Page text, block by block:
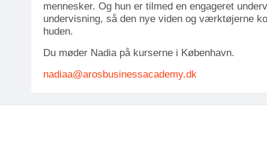
mennesker. Og hun er tilmed en engageret
undervisning, så den nye viden og værktøjerne
huden.
Du møder Nadia på kurserne i København.
nadiaa@arosbusinessacademy.dk